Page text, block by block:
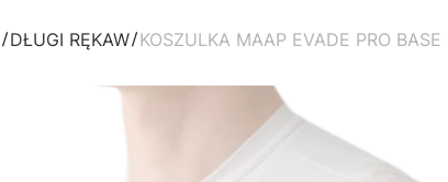
DŁUGI RĘKAW KOSZULKA MAAP EVADE PRO